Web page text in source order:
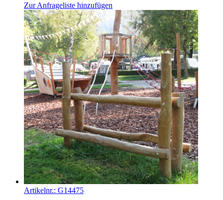
Zur Anfrageliste hinzufügen
Artikelnr.: G14475